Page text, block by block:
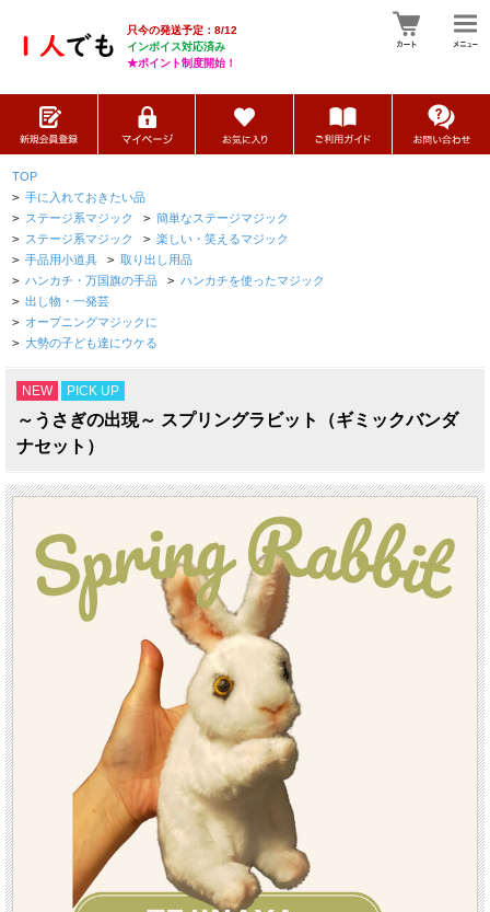
只今の発送予定：8/12
インボイス対応済み
★ポイント制度開始！
TOP
> 手に入れておきたい品
> ステージ系マジック > 簡単なステージマジック
> ステージ系マジック > 楽しい・笑えるマジック
> 手品用小道具 > 取り出し用品
> ハンカチ・万国旗の手品 > ハンカチを使ったマジック
> 出し物・一発芸
> オープニングマジックに
> 大勢の子ども達にウケる
NEW PICK UP
～うさぎの出現～ スプリングラビット（ギミックバンダ
ナセット）